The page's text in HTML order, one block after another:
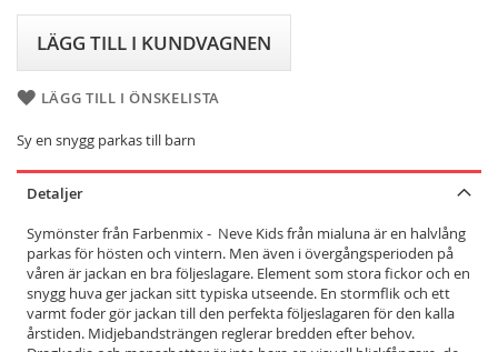
LÄGG TILL I KUNDVAGNEN
LÄGG TILL I ÖNSKELISTA
Sy en snygg parkas till barn
Detaljer
Symönster från Farbenmix - Neve Kids från mialuna är en halvlång
parkas för hösten och vintern. Men även i övergångsperioden på
våren är jackan en bra följeslagare. Element som stora fickor och en
snygg huva ger jackan sitt typiska utseende. En stormflik och ett
varmt foder gör jackan till den perfekta följeslagaren för den kalla
årstiden. Midjebandsträngen reglerar bredden efter behov.